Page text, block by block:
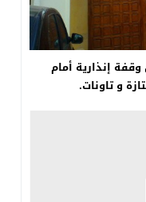
الحسيمة: نقابة الحلوطي تخوض وقفة إنذارية أمام
و تاونات.